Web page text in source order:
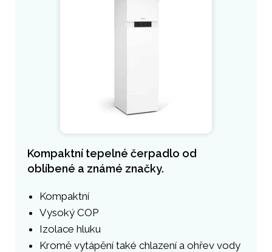
Kompaktní tepelné čerpadlo od
oblíbené a známé značky.
Kompaktní
Vysoký COP
Izolace hluku
Kromě vytápění také chlazení a ohřev vody